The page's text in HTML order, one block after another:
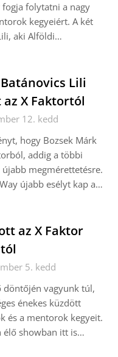
folytatni a nagy
kegyeiért. A két
aki Alföldi…
Lili
X Faktortól
12. kedd
hogy Bozsek Márk
addig a többi
megmérettetésre.
újabb esélyt kap a…
az X Faktor
5. kedd
döntőjén vagyunk túl,
énekes küzdött
és a mentorok kegyeit.
élő showban itt is…